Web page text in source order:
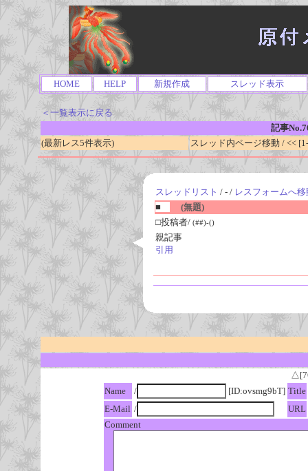
HOME HELP 新規作成 スレッド表示
＜一覧表示に戻る
記事
(最新レス5件表示)
スレッド内ページ移動 / <<
スレッドリスト / - / レスフォームへ移
■
(無題)
□投稿者/ (##)-()
親記事
引用
Name
/ [ID:ovsmg9bT] Title
E-Mail /
URL
Comment